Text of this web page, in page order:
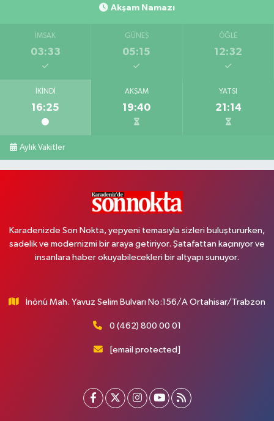
Akşam Namazı
İMSAK
03:33
GÜNEŞ
05:15
ÖĞLE
12:32
İKINDI
16:25
AKŞAM
19:40
YATSI
21:14
Aylık Vakitler
Karadenizde Son Nokta, yepyeni temasıyla sizleri buluştururken,
sadelik ve modernizmi bir araya getiriyor. Şatafattan kaçınıyor ve
insanlara haber okuyabilecekleri bir altyapı sunuyor.
İnönü Mah. Yavuz Selim Bulvarı No:156/A Ortahisar/Trabzon
0 (462) 800 00 01
[email protected]